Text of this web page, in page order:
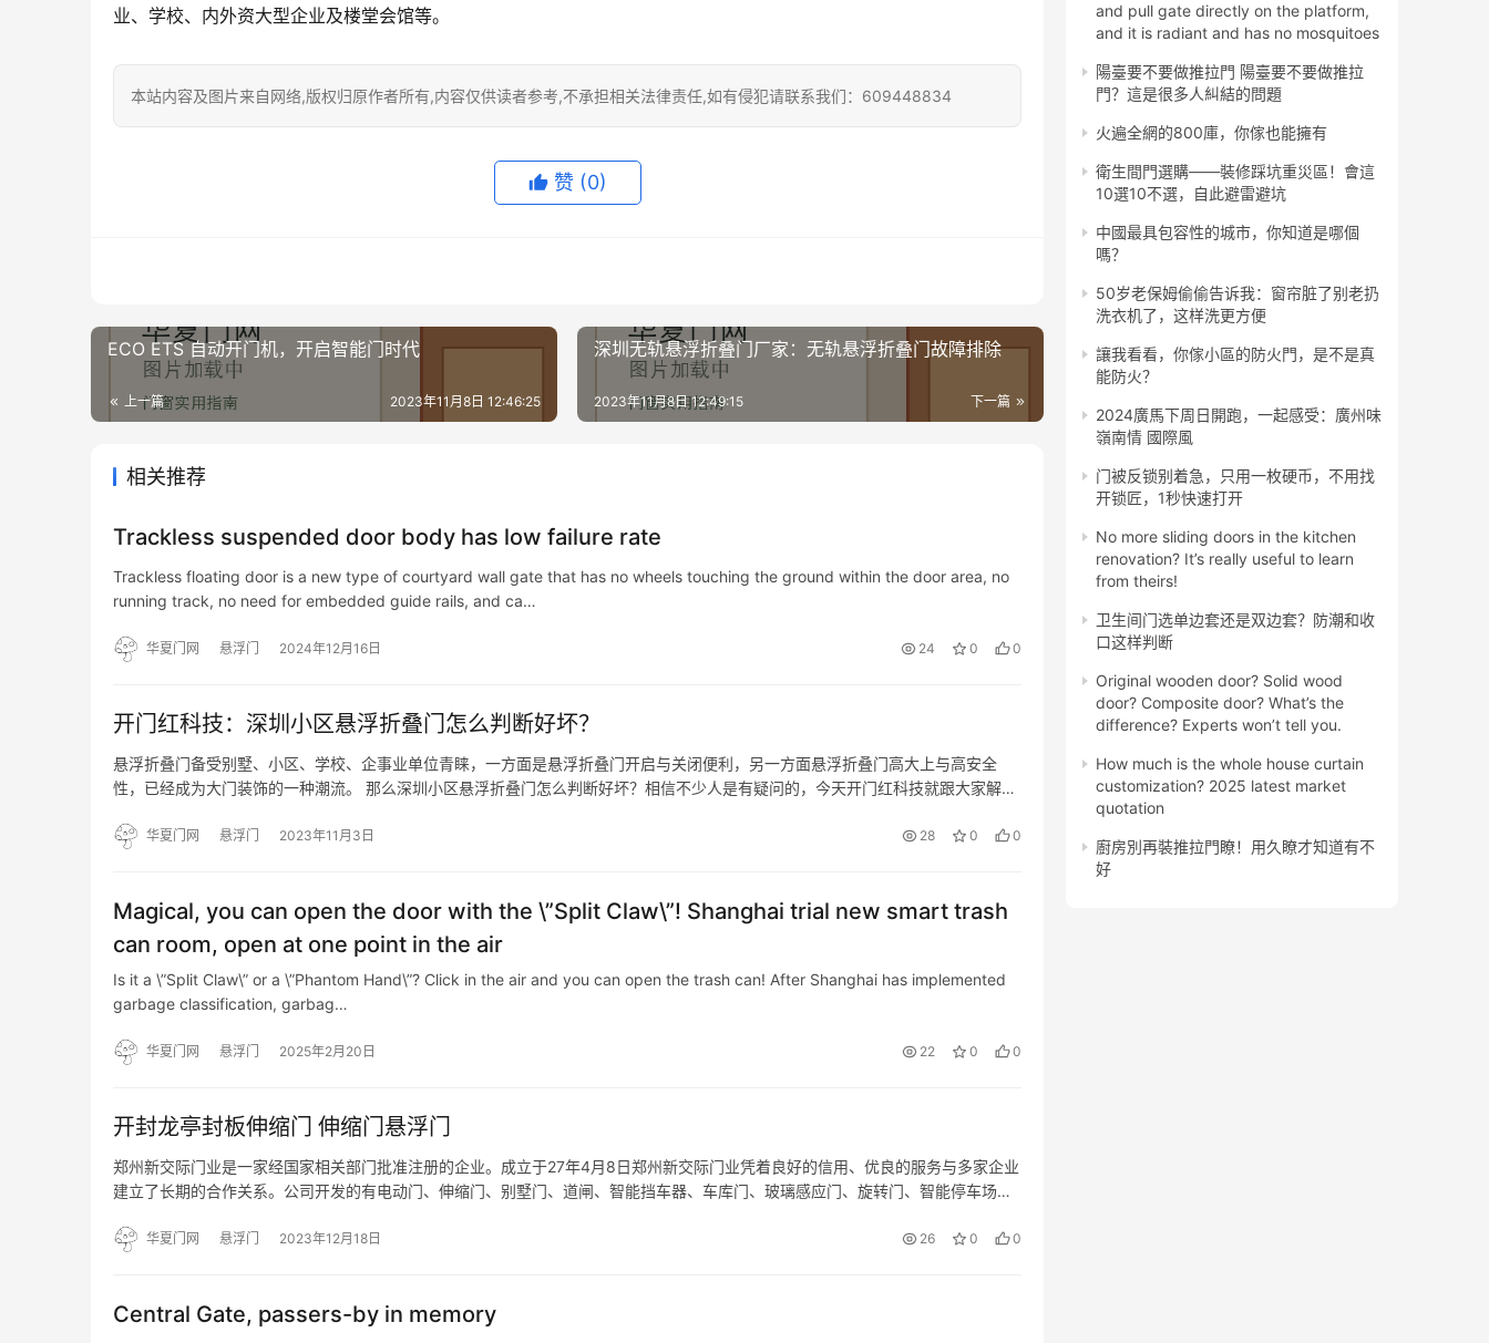
业、学校、内外资大型企业及楼堂会馆等。
本站内容及图片来自网络,版权归原作者所有,内容仅供读者参考,不承担相关法律责任,如有侵犯请联系我们：609448834
赞 (0)
ECO ETS 自动开门机，开启智能门时代
上一篇 2023年11月8日 12:46:25
深圳无轨悬浮折叠门厂家：无轨悬浮折叠门故障排除
下一篇
2023年11月8日 12:49:15
相关推荐
Trackless suspended door body has low failure rate
Trackless floating door is a new type of courtyard wall gate that has no wheels touching the ground within the door area, no
running track, no need for embedded guide rails, and ca…
华夏门网 悬浮门 2024年12月16日 24 0 0
开门红科技：深圳小区悬浮折叠门怎么判断好坏？
悬浮折叠门备受别墅、小区、学校、企事业单位青睐，一方面是悬浮折叠门开启与关闭便利，另一方面悬浮折叠门高大上与高安全
性，已经成为大门装饰的一种潮流。 那么深圳小区悬浮折叠门怎么判断好坏？相信不少人是有疑问的，今天开门红科技就跟大家解答
否逼真；…
华夏门网 悬浮门 2023年11月3日 28 0 0
Magical, you can open the door with the \”Split Claw\”! Shanghai trial new smart trash
can room, open at one point in the air
Is it a \”Split Claw\” or a \”Phantom Hand\”? Click in the air and you can open the trash can! After Shanghai has implemented
garbage classification, garbag…
华夏门网 悬浮门 2025年2月20日 22 0 0
开封龙亭封板伸缩门 伸缩门悬浮门
郑州新交际门业是一家经国家相关部门批准注册的企业。成立于27年4月8日郑州新交际门业凭着良好的信用、优良的服务与多家企业
建立了长期的合作关系。公司开发的有电动门、伸缩门、别墅门、道闸、智能挡车器、车库门、玻璃感应门、旋转门、智能停车场管
施等…华夏门网 悬浮门 2023年12月18日 26 0 0
Central Gate, passers-by in memory
and pull gate directly on the platform,
and it is radiant and has no mosquitoes
陽臺要不要做推拉門 陽臺要不要做推拉
門？這是很多人糾結的問題
火遍全網的800庫，你傢也能擁有
衛生間門選購——裝修踩坑重災區！會這
10選10不選，自此避雷避坑
中國最具包容性的城市，你知道是哪個
嗎？
50岁老保姆偷偷告诉我：窗帘脏了别老扔
洗衣机了，这样洗更方便
讓我看看，你傢小區的防火門，是不是真
能防火？
​2024廣馬下周日開跑，一起感受：廣州味
嶺南情 國際風
门被反锁别着急，只用一枚硬币，不用找
开锁匠，1秒快速打开
No more sliding doors in the kitchen
renovation? It’s really useful to learn
from theirs!
卫生间门选单边套还是双边套？防潮和收
口这样判断
Original wooden door? Solid wood
door? Composite door? What’s the
difference? Experts won’t tell you.
How much is the whole house curtain
customization? 2025 latest market
quotation
廚房別再裝推拉門瞭！用久瞭才知道有不
好